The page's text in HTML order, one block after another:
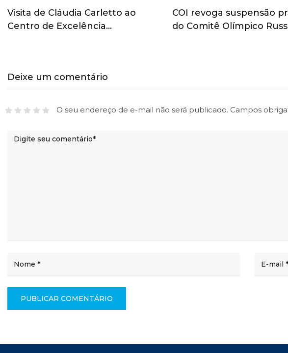
Visita de Cláudia Carletto ao
Centro de Excelência…
COI revoga suspensão
do Comitê Olímpico
Deixe um comentário
O seu endereço de e-mail não será publicado. Campos